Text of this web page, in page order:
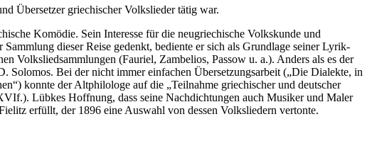
Übersetzer griechischer Volkslieder tätig war.
Komödie. Sein Interesse für die neugriechische Volkskunde und
dieser Reise gedenkt, bediente er sich als Grundlage seiner Lyrik-
Volksliedsammlungen (Fauriel, Zambelios, Passow u. a.). Anders als es der
Solomos. Bei der nicht immer einfachen Übersetzungsarbeit („Die Dialekte, in
konnte der Altphilologe auf die „Teilnahme griechischer und deutscher
Lübkes Hoffnung, dass seine Nachdichtungen auch Musiker und Maler
erfüllt, der 1896 eine Auswahl von dessen Volksliedern vertonte.